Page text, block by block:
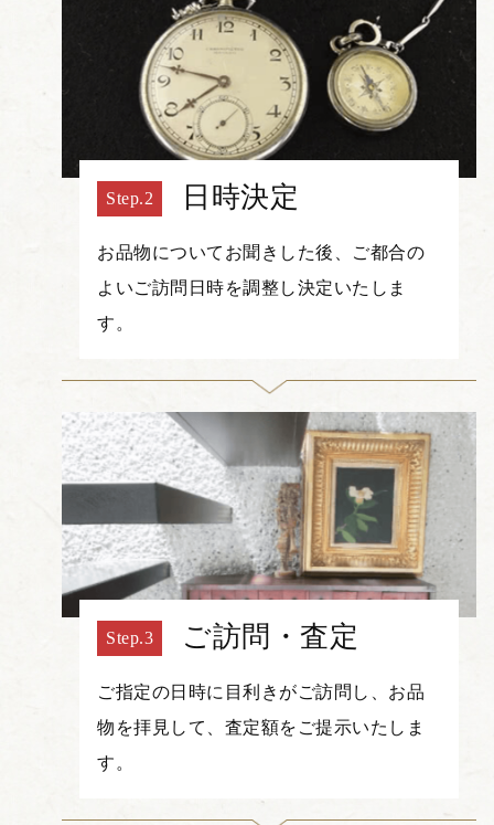
日時決定
お品物についてお聞きした後、ご都合の
よいご訪問日時を調整し決定いたしま
す。
ご訪問・査定
ご指定の日時に目利きがご訪問し、お品
物を拝見して、査定額をご提示いたしま
す。